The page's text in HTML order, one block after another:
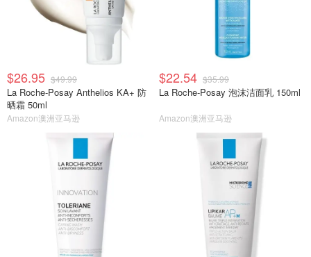
$26.95 $49.99
La Roche-Posay Anthelios KA+ 防
晒霜 50ml
Amazon澳洲亚马逊
$22.54 $35.99
La Roche-Posay 泡沫洁面乳 150ml
Amazon澳洲亚马逊